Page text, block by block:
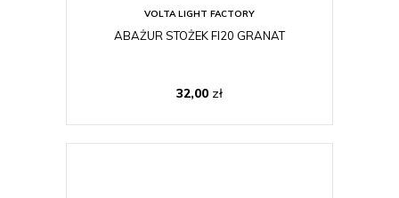
VOLTA LIGHT FACTORY
ABAŻUR STOŻEK FI20 GRANAT
32,00 zł